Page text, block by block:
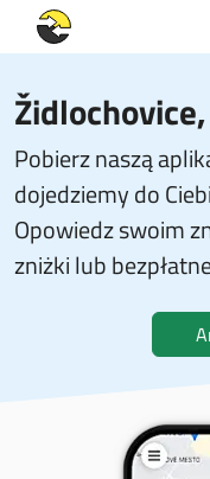
Pobierz naszą
dojedziemy do
Opowiedz swoim
zniżki lub